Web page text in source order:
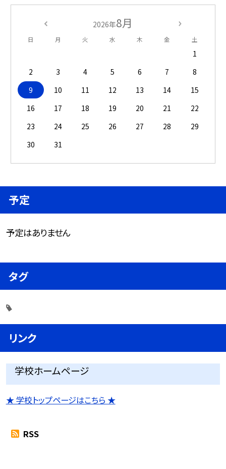
2026年8月
日 月 火 水 木 金 土
1
2
3 4 5 6 7
8
9
10 11 12 13 14
15
16
17 18 19 20 21
22
23
24 25 26 27 28
29
30
31
予定
予定はありません
タグ
リンク
学校ホームページ
★ 学校トップページはこちら ★
RSS